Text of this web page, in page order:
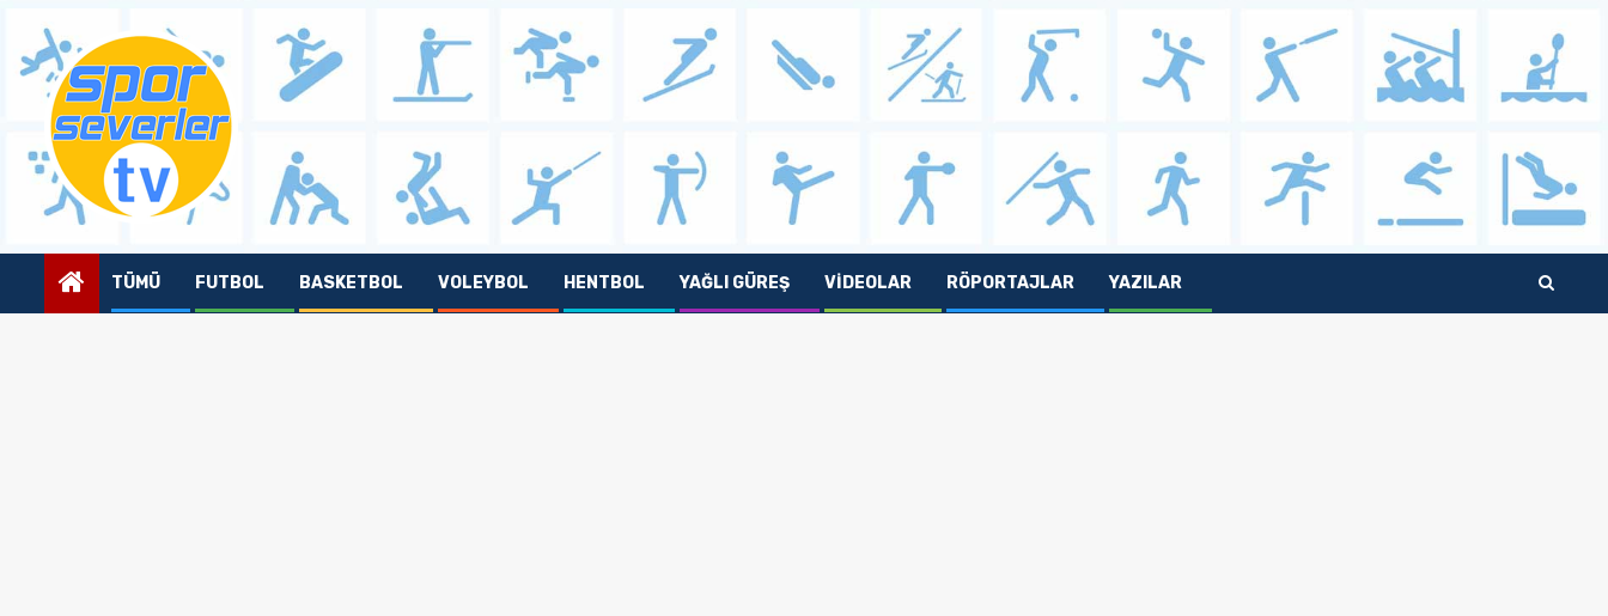
content
TÜMÜ FUTBOL BASKETBOL VOLEYBOL HENTBOL YAĞLI GÜREŞ VIDEOLAR RÖPORTAJLAR YAZILAR